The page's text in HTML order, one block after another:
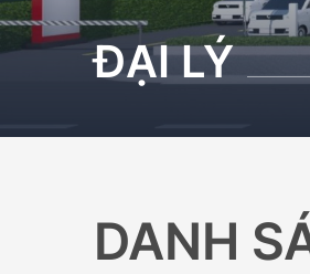
ĐẠI LÝ
DANH